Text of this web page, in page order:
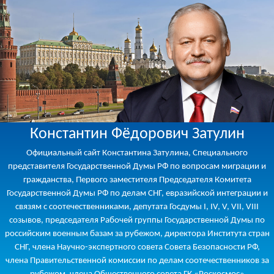
Константин Фёдорович Затулин
Официальный сайт Константина Затулина, Специального
представителя Государственной Думы РФ по вопросам миграции и
гражданства, Первого заместителя Председателя Комитета
Государственной Думы РФ по делам СНГ, евразийской интеграции и
связям с соотечественниками, депутата Госдумы I, IV, V, VII, VIII
созывов, председателя Рабочей группы Государственной Думы по
российским военным базам за рубежом, директора Института стран
СНГ, члена Научно-экспертного совета Совета Безопасности РФ,
члена Правительственной комиссии по делам соотечественников за